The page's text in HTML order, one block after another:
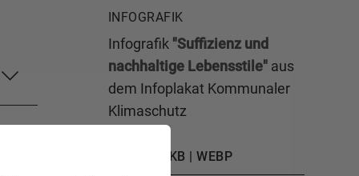
INFOGRAFIK
Infografik "Suffizienz und
nachhaltige Lebensstile"aus
dem Infoplakat Kommunaler
Klimaschutz
184 KB | WEBP